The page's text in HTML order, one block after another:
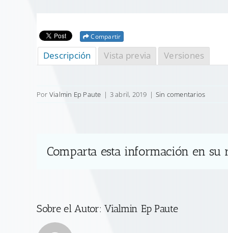
Compartir
Descripción Vista previa Versiones
Por Vialmin Ep Paute | 3 abril, 2019 | Sin comentarios
Comparta esta información en su
Sobre el Autor:Vialmin Ep Paute